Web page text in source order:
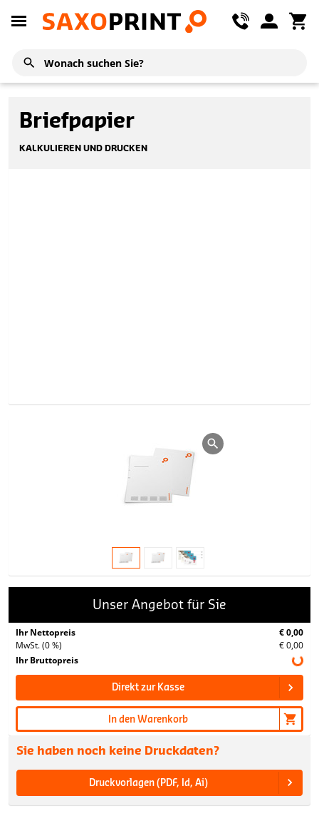
Briefpapier
KALKULIEREN UND DRUCKEN
Unser Angebot für Sie
Ihr Nettopreis
€ 0,00
MwSt. (0 %)
€ 0,00
Ihr Bruttopreis
Direkt zur Kasse
In den Warenkorb
Sie haben noch keine Druckdaten?
Druckvorlagen (PDF, Id, Ai)